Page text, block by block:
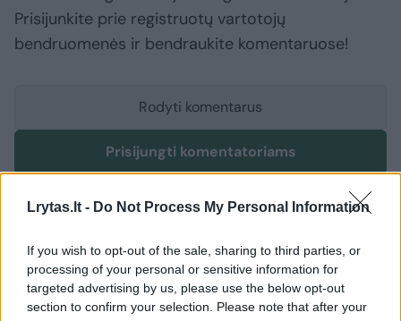
Lrytas.lt - Do Not Process My Personal Information
If you wish to opt-out of the sale, sharing to third parties, or
processing of your personal or sensitive information for
targeted advertising by us, please use the below opt-out
section to confirm your selection. Please note that after your
Prisijunkite prie registruotų vartotojų
bendruomenės ir bendraukite komentaruose!
Rodyti komentarus
Prisijungti komentatoriams